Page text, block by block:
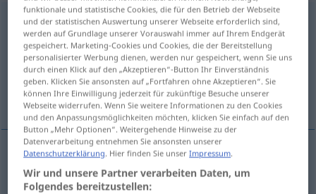
overhouden [-hɑŭə(n), -hɑud-]v
Übersicht aller Übersetzungen
(Für mehr Details die Übersetzung anklicken/antippen)
übrig behalten
übrigbehalten overhouden
funktionale und statistische Cookies, die für den Betrieb der Webseite
und der statistischen Auswertung unserer Webseite erforderlich sind,
werden auf Grundlage unserer Vorauswahl immer auf Ihrem Endgerät
gespeichert. Marketing-Cookies und Cookies, die der Bereitstellung
personalisierter Werbung dienen, werden nur gespeichert, wenn Sie uns
durch einen Klick auf den „Akzeptieren“-Button Ihr Einverständnis
geben. Klicken Sie ansonsten auf „Fortfahren ohne Akzeptieren“. Sie
können Ihre Einwilligung jederzeit für zukünftige Besuche unserer
Webseite widerrufen. Wenn Sie weitere Informationen zu den Cookies
und den Anpassungsmöglichkeiten möchten, klicken Sie einfach auf den
Button „Mehr Optionen“. Weitergehende Hinweise zu der
Datenverarbeitung entnehmen Sie ansonsten unserer
Datenschutzerklärung. Hier finden Sie unserImpressum.
Wir und unsere Partner verarbeiten Daten, um
Folgendes bereitzustellen: